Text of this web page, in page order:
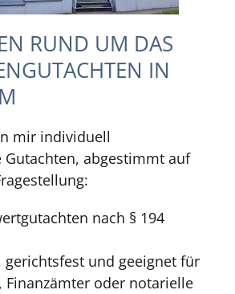
RUND UM DAS
IN
mir individuell
Gutachten, abgestimmt auf
nach § 194
gerichtsfest und geeignet für
Finanzämter oder notarielle